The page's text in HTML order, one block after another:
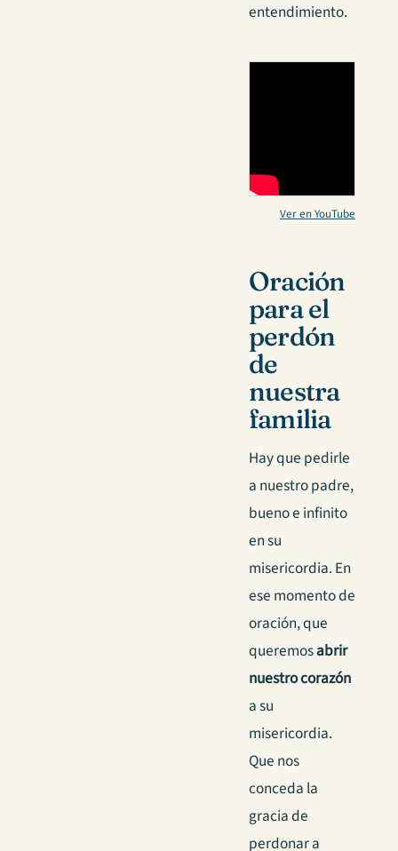
entendimiento.
Ver en YouTube
Oración
para el
perdón
de
nuestra
familia
Hay que pedirle
a nuestro padre,
bueno e infinito
en su
misericordia. En
ese momento de
oración, que
queremosabrir
nuestro corazón
a su
misericordia.
Que nos
conceda la
gracia de
perdonar a